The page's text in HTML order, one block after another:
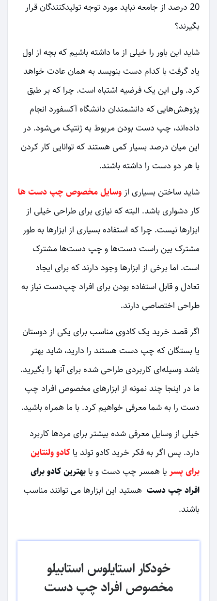
20 درصد از جامعه نباید مورد توجه تولیدکنندگان قرار
بگیرند؟
شاید این باور را خیلی از ما داشته باشیم که بچه از اول
یاد گرفت با کدام دست بنویسد به همان عادت خواهد
کرد. ولی این یک فرضیه اشتباه است. چرا که بر طبق
پژوهش‌هایی که دانشمندان دانشگاه آکسفورد انجام
داده‌اند، چپ دست بودن مربوط به ژنتیک می‌شود. در
این میان درصد بسیار کمی هستند که توانایی کار کردن
با هر دو دست را داشته باشند.
شاید ساختن بسیاری از وسایل مخصوص چپ‌ دست‌ ها
کار دشواری باشد. البته که نیازی برای طراحی خیلی از
ابزارها نیست. چرا که استفاده بسیاری از ابزارها به طور
مشترک بین راست دست‌ها و چپ‌ دست‌ها مشترک
است. اما برخی از ابزارها وجود دارند که برای ایجاد
تعادل و قابل استفاده بودن برای افراد چپ‌دست نیاز به
طراحی اختصاصی دارند.
اگر قصد خرید یک کادوی مناسب برای یکی از دوستان
یا بستگان که چپ دست هستند را دارید، شاید بهتر
باشد وسیله‌ای کاربردی طراحی شده برای آنها را بگیرید.
ما در اینجا چند نمونه از ابزار‌های مخصوص افراد چپ‌
دست را به شما معرفی خواهیم کرد. با ما همراه باشید.
خیلی از وسایل معرفی شده بیشتر برای مردها کاربرد
دارد. پس اگر به فکر خرید کادو تولد یا کادو ولنتاین
برای پسر یا همسر چپ دست و یا بهترین کادو برای
افراد چپ دست هستید این ابزارها می توانند مناسب
باشند.
خودکار استایلوس استابیلو
مخصوص افراد چپ‌ دست